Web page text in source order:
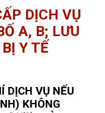
DỊCH VỤ
A, B; LƯU
Y TẾ
DỊCH VỤ NẾU
KHÔNG